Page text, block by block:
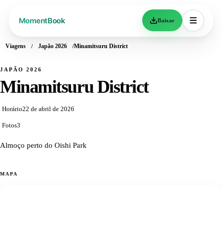
Baixar
Viagens Japão 2026 Minamitsuru District
JAPÃO 2026
Minamitsuru District
Horário22 de abril de 2026
Fotos3
Almoço perto do Oishi Park
MAPA